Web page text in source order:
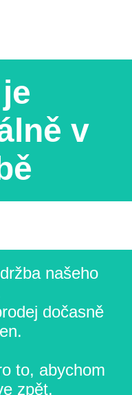
v
našeho
dočasně
to, abychom
zpět.